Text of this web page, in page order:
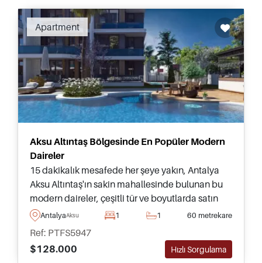
Apartment
Aksu Altıntaş Bölgesinde En Popüler Modern
Daireler
15 dakikalık mesafede her şeye yakın, Antalya
Aksu Altıntaş'ın sakin mahallesinde bulunan bu
modern daireler, çeşitli tür ve boyutlarda satın
alınabilir.
AntalyaAksu 1 1 60 metrekare
Ref: PTFS5947
$128.000
Hızlı Sorgulama